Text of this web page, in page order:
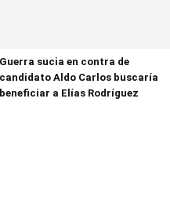
Guerra sucia en contra de
candidato Aldo Carlos buscaría
beneficiar a Elías Rodríguez